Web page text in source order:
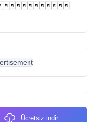
Ücretsiz indir